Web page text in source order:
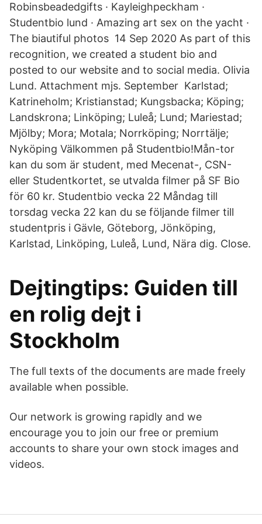
Robinsbeadedgifts · Kayleighpeckham ·
Studentbio lund · Amazing art sex on the yacht ·
The biautiful photos 14 Sep 2020 As part of this
recognition, we created a student bio and
posted to our website and to social media. Olivia
Lund. Attachment mjs. September Karlstad;
Katrineholm; Kristianstad; Kungsbacka; Köping;
Landskrona; Linköping; Luleå; Lund; Mariestad;
Mjölby; Mora; Motala; Norrköping; Norrtälje;
Nyköping Välkommen på Studentbio!Mån-tor
kan du som är student, med Mecenat-, CSN-
eller Studentkortet, se utvalda filmer på SF Bio
för 60 kr. Studentbio vecka 22 Måndag till
torsdag vecka 22 kan du se följande filmer till
studentpris i Gävle, Göteborg, Jönköping,
Karlstad, Linköping, Luleå, Lund, Nära dig. Close.
Dejtingtips: Guiden till
en rolig dejt i
Stockholm
The full texts of the documents are made freely
available when possible.
Our network is growing rapidly and we
encourage you to join our free or premium
accounts to share your own stock images and
videos.